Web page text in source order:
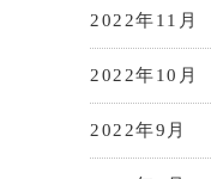
2022年11月
2022年10月
2022年9月